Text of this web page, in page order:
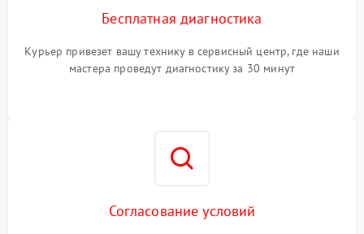
Бесплатная диагностика
Курьер привезет вашу технику в сервисный центр, где наши
мастера проведут диагностику за 30 минут
Согласование условий